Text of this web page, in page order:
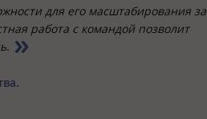
для его масштабирования за
работа с командой позволит
.